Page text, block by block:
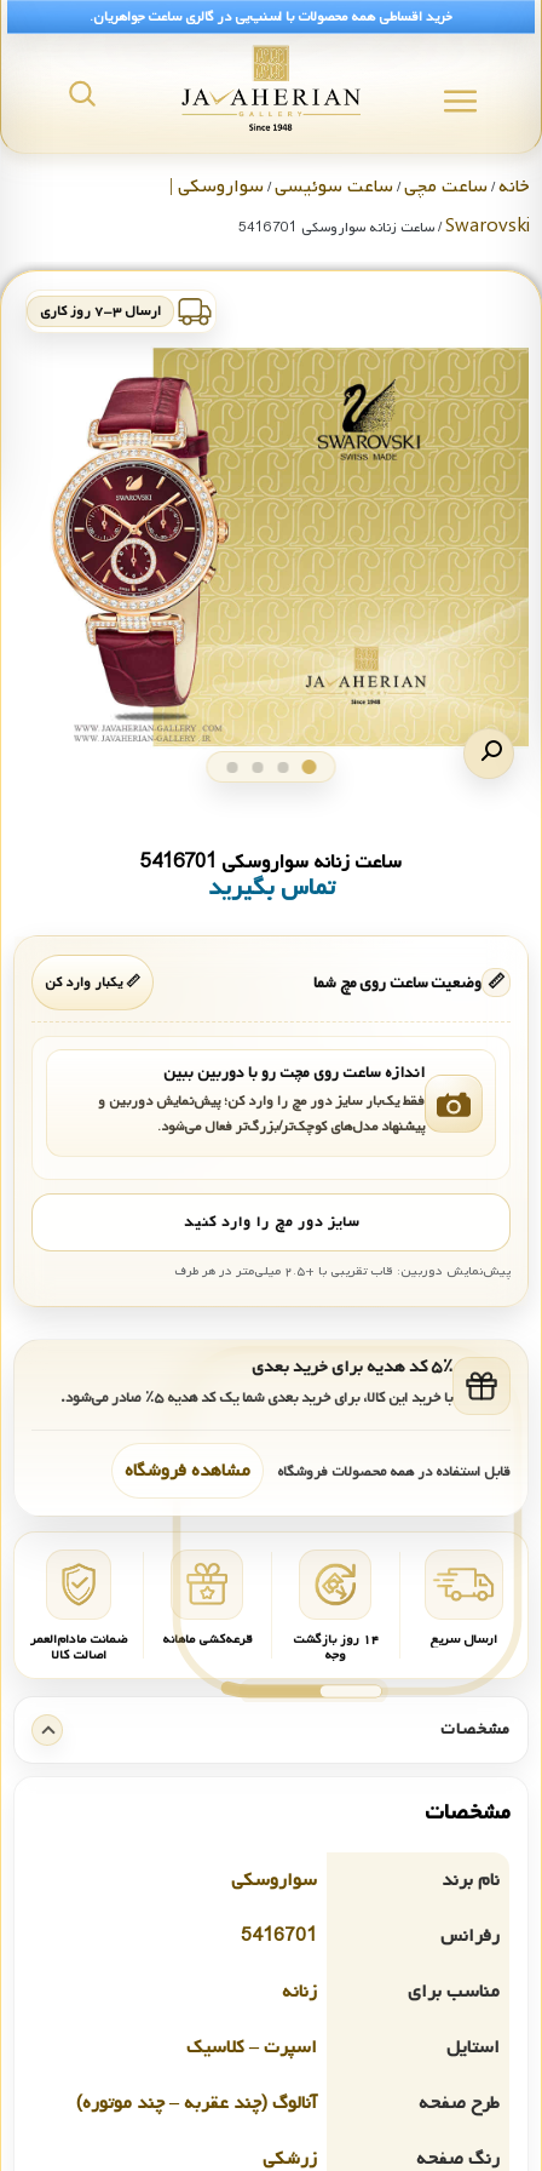
خرید اقساطی همه محصولات با اسنپ‌پی در گالری ساعت جواهریان.
خانه/ساعت مچی/ساعت سوئیسی/سواروسکی |
Swarovski/ ساعت زنانه سواروسکی 5416701
ارسال ۳-۷ روز کاری
ساعت زنانه سواروسکی 5416701
تماس بگیرید
📏 وضعیت ساعت روی مچ شما 📏 یکبار وارد کن
اندازه ساعت روی مچت رو با دوربین ببین
فقط یک‌بار سایز دور مچ را وارد کن؛ پیش‌نمایش دوربین و
پیشنهاد مدل‌های کوچک‌تر/بزرگ‌تر فعال می‌شود.
سایز دور مچ را وارد کنید
پیش‌نمایش دوربین: قاب تقریبی با +۲.۵ میلی‌متر در هر طرف
۵٪ کد هدیه برای خرید بعدی
با خرید این کالا، برای خرید بعدی شما یک کد هدیه۵٪ صادر می‌شود.
قابل استفاده در همه محصولات فروشگاه مشاهده فروشگاه
ارسال سریع ۱۴ روز بازگشت
وجه
قرعه‌کشی ماهانه ضمانت مادام‌العمر
اصالت کالا
مشخصات
مشخصات
نام برند
سواروسکی
رفرانس
5416701
مناسب برای
زنانه
استایل
اسپرت – کلاسیک
طرح صفحه
آنالوگ (چند عقربه – چند موتوره)
رنگ صفحه
زرشکی